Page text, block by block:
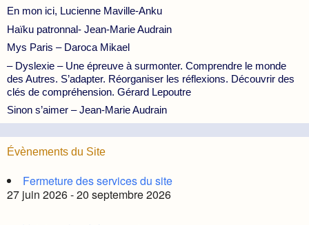
En mon ici, Lucienne Maville-Anku
Haïku patronnal- Jean-Marie Audrain
Mys Paris – Daroca Mikael
– Dyslexie – Une épreuve à surmonter. Comprendre le monde
des Autres. S’adapter. Réorganiser les réflexions. Découvrir des
clés de compréhension. Gérard Lepoutre
Sinon s’aimer – Jean-Marie Audrain
Évènements du Site
Fermeture des services du site
27 juin 2026 - 20 septembre 2026